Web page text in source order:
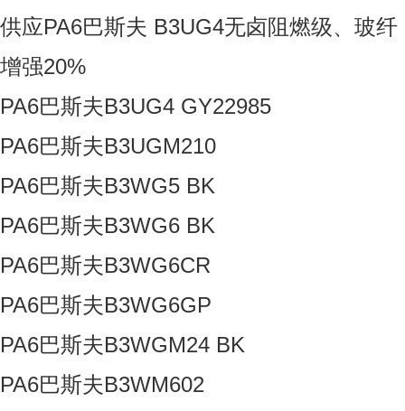
供应PA6巴斯夫 B3UG4无卤阻燃级、玻纤
增强20%
PA6巴斯夫B3UG4 GY22985
PA6巴斯夫B3UGM210
PA6巴斯夫B3WG5 BK
PA6巴斯夫B3WG6 BK
PA6巴斯夫B3WG6CR
PA6巴斯夫B3WG6GP
PA6巴斯夫B3WGM24 BK
PA6巴斯夫B3WM602